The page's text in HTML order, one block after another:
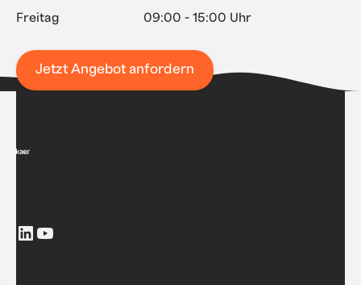
Freitag 09:00 - 15:00 Uhr
Jetzt Angebot anfordern